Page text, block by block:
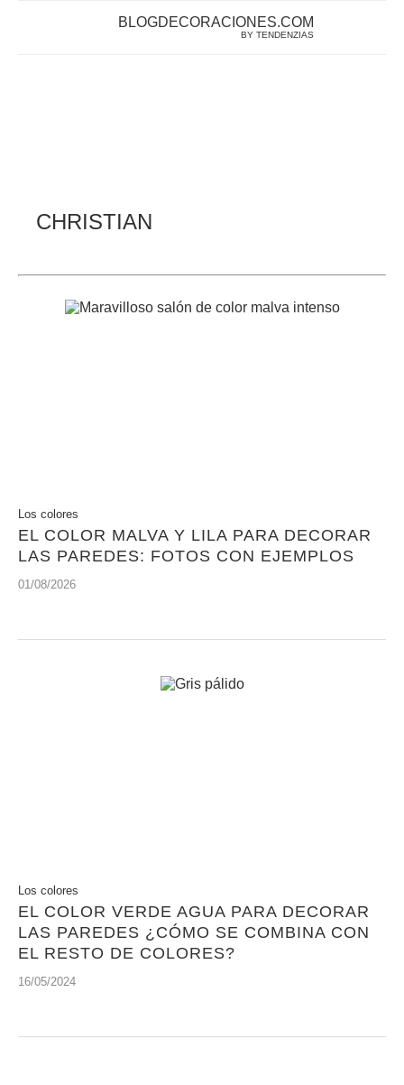
BLOGDECORACIONES.COM
BY TENDENZIAS
CHRISTIAN
Los colores
EL COLOR MALVA Y LILA PARA DECORAR
LAS PAREDES: FOTOS CON EJEMPLOS
01/08/2026
Los colores
EL COLOR VERDE AGUA PARA DECORAR
LAS PAREDES ¿CÓMO SE COMBINA CON
EL RESTO DE COLORES?
16/05/2024